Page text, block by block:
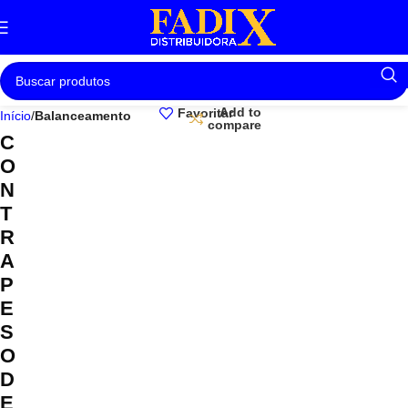
Início Balanceamento FavoritarAdd to
compare
C
O
N
T
R
A
P
E
S
O
D
E